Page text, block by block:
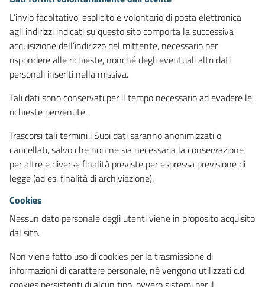
L’invio facoltativo, esplicito e volontario di posta elettronica
agli indirizzi indicati su questo sito comporta la successiva
acquisizione dell’indirizzo del mittente, necessario per
rispondere alle richieste, nonché degli eventuali altri dati
personali inseriti nella missiva.
Tali dati sono conservati per il tempo necessario ad evadere le
richieste pervenute.
Trascorsi tali termini i Suoi dati saranno anonimizzati o
cancellati, salvo che non ne sia necessaria la conservazione
per altre e diverse finalità previste per espressa previsione di
legge (ad es. finalità di archiviazione).
Cookies
Nessun dato personale degli utenti viene in proposito acquisito
dal sito.
Non viene fatto uso di cookies per la trasmissione di
informazioni di carattere personale, né vengono utilizzati c.d.